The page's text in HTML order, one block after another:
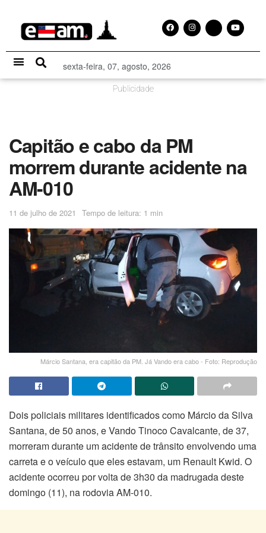
sexta-feira, 07, agosto, 2026
Publicidade
Capitão e cabo da PM
morrem durante acidente na
AM-010
11 de julho de 2021 Tempo de leitura: 1 min
Márcio Santana, era capitão da PM. Já Vando era cabo - Foto: Reprodução
Dois policiais militares identificados como Márcio da Silva
Santana, de 50 anos, e Vando Tinoco Cavalcante, de 37,
morreram durante um acidente de trânsito envolvendo uma
carreta e o veículo que eles estavam, um Renault Kwid. O
acidente ocorreu por volta de 3h30 da madrugada deste
domingo (11), na rodovia AM-010.